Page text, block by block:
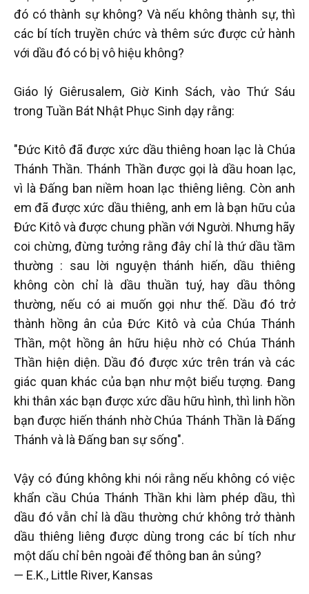
đó có thành sự không? Và nếu không thành sự, thì
các bí tích truyền chức và thêm sức được cử hành
với dầu đó có bị vô hiệu không?
Giáo lý Giêrusalem, Giờ Kinh Sách, vào Thứ Sáu
trong Tuần Bát Nhật Phục Sinh dạy rằng:
"Đức Kitô đã được xức dầu thiêng hoan lạc là Chúa
Thánh Thần. Thánh Thần được gọi là dầu hoan lạc,
vì là Đấng ban niềm hoan lạc thiêng liêng. Còn anh
em đã được xức dầu thiêng, anh em là bạn hữu của
Đức Kitô và được chung phần với Người. Nhưng hãy
coi chừng, đừng tưởng rằng đây chỉ là thứ dầu tầm
thường : sau lời nguyện thánh hiến, dầu thiêng
không còn chỉ là dầu thuần tuý, hay dầu thông
thường, nếu có ai muốn gọi như thế. Dầu đó trở
thành hồng ân của Đức Kitô và của Chúa Thánh
Thần, một hồng ân hữu hiệu nhờ có Chúa Thánh
Thần hiện diện. Dầu đó được xức trên trán và các
giác quan khác của bạn như một biểu tượng. Đang
khi thân xác bạn được xức dầu hữu hình, thì linh hồn
bạn được hiến thánh nhờ Chúa Thánh Thần là Đấng
Thánh và là Đấng ban sự sống".
Vậy có đúng không khi nói rằng nếu không có việc
khẩn cầu Chúa Thánh Thần khi làm phép dầu, thì
dầu đó vẫn chỉ là dầu thường chứ không trở thành
dầu thiêng liêng được dùng trong các bí tích như
một dấu chỉ bên ngoài để thông ban ân sủng?
— E.K., Little River, Kansas